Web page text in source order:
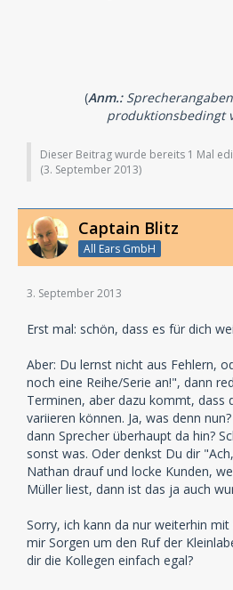
(Anm.:
produktionsbedingt
Dieser Beitrag wurde bereits 1 Mal
(3. September 2013)
Captain Blitz
All Ears GmbH
3. September 2013
Erst mal: schön, dass es für dich
Aber: Du lernst nicht aus Fehlern,
noch eine Reihe/Serie an!", dann
Terminen, aber dazu kommt, dass
variieren können. Ja, was denn
dann Sprecher überhaupt da hin?
sonst was. Oder denkst Du dir
Nathan drauf und locke Kunden,
Müller liest, dann ist das ja auch
Sorry, ich kann da nur weiterhin
mir Sorgen um den Ruf der
dir die Kollegen einfach egal?